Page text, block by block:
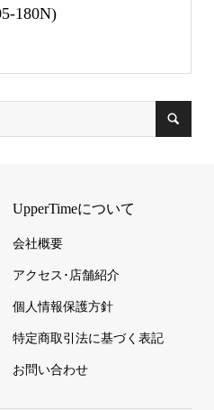
180N)
UpperTimeについて
会社概要
アクセス･店舗紹介
個人情報保護方針
特定商取引法に基づく表記
お問い合わせ